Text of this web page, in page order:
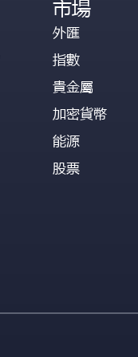
市場
外匯
指數
貴金屬
加密貨幣
能源
股票